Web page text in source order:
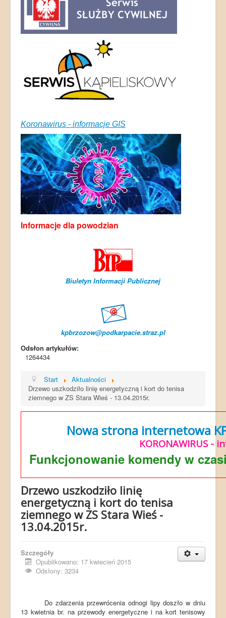
Koronawirus - informacje GIS
Informacje dla powodzian
Biuletyn Informacji Publicznej
kpbrzozow@podkarpacie.straz.pl
Odsłon artykułów:
1264434
Start
Aktualności
Drzewo uszkodziło linię energetyczną i kort do tenisa
ziemnego w ZS Stara Wieś - 13.04.2015r.
Nowa strona internetowa
KORONAWIRUS -
Funkcjonowanie komendy w
Drzewo uszkodziło linię
energetyczną i kort do tenisa
ziemnego w ZS Stara Wieś -
13.04.2015r.
Szczegóły
Opublikowano: 17 kwiecień 2015
Odsłony: 3234
Do zdarzenia przewrócenia odnogi lipy doszło w dniu
13 kwietnia br. na przewody energetyczne i na kort tenisowy